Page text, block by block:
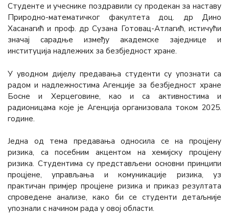
Студенте и учеснике поздравили су продекан за наставу
Природно-математичког факултета доц. др Дино
Хасанагић и проф. др Сузана Готовац-Атлагић, истичући
значај сарадње између академске заједнице и
институција надлежних за безбједност хране.
У уводном дијелу предавања студенти су упознати сa
радом и надлежностима Агенције за безбједност хране
Босне и Херцеговине, као и сa активностима и
радионицама које је Агенција организовала током 2025.
године.
Једна од тема предавања односила се на процјену
ризика, сa посебним акцентом на хемијску процјену
ризика. Студентима су представљени основни принципи
процјене, управљања и комуникације ризика, уз
практичан примјер процјене ризика и приказ резултата
спроведене анализе, како би се студенти детаљније
упознали с начином рада у овој области.